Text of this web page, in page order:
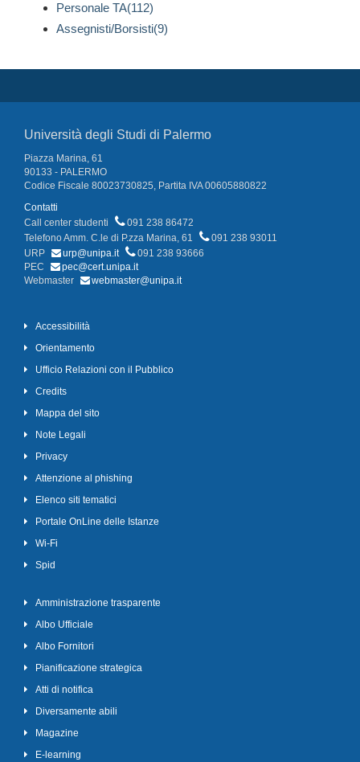
Personale TA(112)
Assegnisti/Borsisti(9)
Università degli Studi di Palermo
Piazza Marina, 61
90133 - PALERMO
Codice Fiscale 80023730825, Partita IVA 00605880822
Contatti
Call center studenti
091 238 86472
Telefono Amm. C.le di P.zza Marina, 61
091 238 93011
URP
urp@unipa.it
091 238 93666
PEC
pec@cert.unipa.it
Webmaster
webmaster@unipa.it
Accessibilità
Orientamento
Ufficio Relazioni con il Pubblico
Credits
Mappa del sito
Note Legali
Privacy
Attenzione al phishing
Elenco siti tematici
Portale OnLine delle Istanze
Wi-Fi
Spid
Amministrazione trasparente
Albo Ufficiale
Albo Fornitori
Pianificazione strategica
Atti di notifica
Diversamente abili
Magazine
E-learning